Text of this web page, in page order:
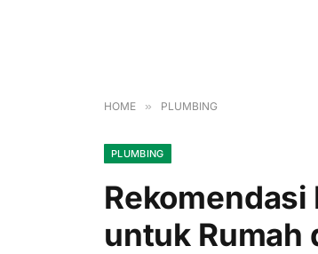
HOME » PLUMBING
PLUMBING
Rekomendasi
untuk Rumah